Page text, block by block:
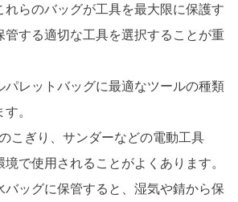
れらのバッグが工具を最大限に保護す
管する適切な工具を選択することが重
パレットバッグに最適なツールの種類
。
こぎり、サンダーなどの電動工具
で使用されることがよくあります。
バッグに保管すると、湿気や錆から保